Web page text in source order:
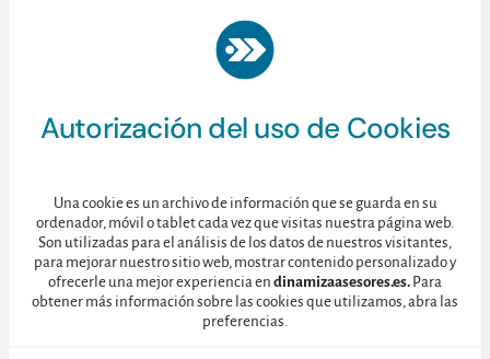
Autorización del uso de Cookies
Una cookie es un archivo de información que se guarda en su
ordenador, móvil o tablet cada vez que visitas nuestra página web.
Son utilizadas para el análisis de los datos de nuestros visitantes,
para mejorar nuestro sitio web, mostrar contenido personalizado y
ofrecerle una mejor experiencia en dinamizaasesores.es. Para
obtener más información sobre las cookies que utilizamos, abra las
preferencias.
finibus maximus.